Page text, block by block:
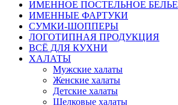
ИМЕННОЕ ПОСТЕЛЬНОЕ БЕЛЬЕ
ИМЕННЫЕ ФАРТУКИ
СУМКИ-ШОППЕРЫ
ЛОГОТИПНАЯ ПРОДУКЦИЯ
ВСЁ ДЛЯ КУХНИ
ХАЛАТЫ
Мужские халаты
Женские халаты
Детские халаты
Шелковые халаты